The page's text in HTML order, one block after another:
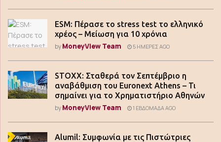
ESM: Πέρασε το stress test το ελληνικό
χρέος – Μείωση για 10 χρόνια
byMoneyView Team 5 ΗΜΈΡΕΣ AGO
STOXX: Σταθερά τον Σεπτέμβριο η
αναβάθμιση του Euronext Athens – Τι
σημαίνει για το Χρηματιστήριο Αθηνών
byMoneyView Team 1 ΕΒΔΟΜΆΔΑ AGO
Alumil: Συμφωνία με τις Πιστώτριες